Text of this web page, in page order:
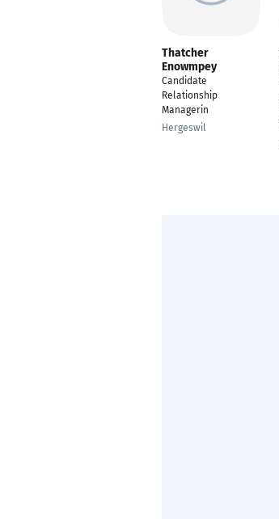
Thatcher
Enowmpey
Candidate
Relationship
Managerin
Hergeswil